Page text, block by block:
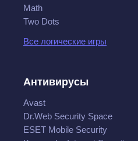
Math
Two Dots
Все логические игры
Антивирусы
Avast
Dr.Web Security Space
ESET Mobile Security